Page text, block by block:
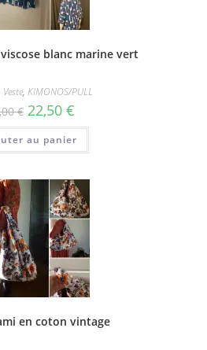
blanc marine vert
, KIMONOS/PULL
€ Le
prix
initial
était :
45,00 €.
22,50 €
actuel
est :
22,50 €.
au panier
en coton vintage